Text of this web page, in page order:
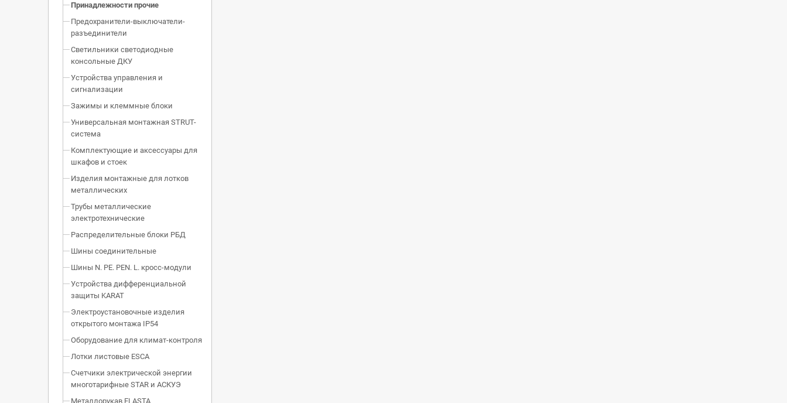
Принадлежности прочие
Предохранители-выключатели-
разъединители
Светильники светодиодные
консольные ДКУ
Устройства управления и
сигнализации
Зажимы и клеммные блоки
Универсальная монтажная STRUT-
система
Комплектующие и аксессуары для
шкафов и стоек
Изделия монтажные для лотков
металлических
Трубы металлические
электротехнические
Распределительные блоки РБД
Шины соединительные
Шины N. PE. PEN. L. кросс-модули
Устройства дифференциальной
защиты KARAT
Электроустановочные изделия
открытого монтажа IP54
Оборудование для климат-контроля
Лотки листовые ESCA
Счетчики электрической энергии
многотарифные STAR и АСКУЭ
Металлорукав ELASTA